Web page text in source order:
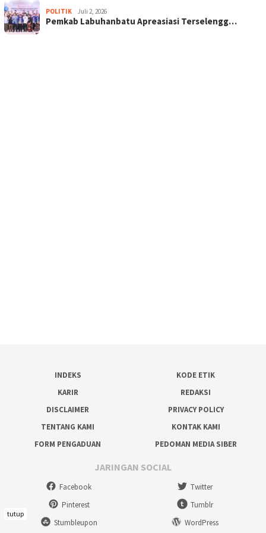
POLITIK Juli 2, 2026
Pemkab Labuhanbatu Apreasiasi Terselengg…
INDEKS
KODE ETIK
KARIR
REDAKSI
DISCLAIMER
PRIVACY POLICY
TENTANG KAMI
KONTAK KAMI
FORM PENGADUAN
PEDOMAN MEDIA SIBER
JARINGAN SOCIAL
Facebook
Twitter
Pinterest
Tumblr
Stumbleupon
WordPress
tutup